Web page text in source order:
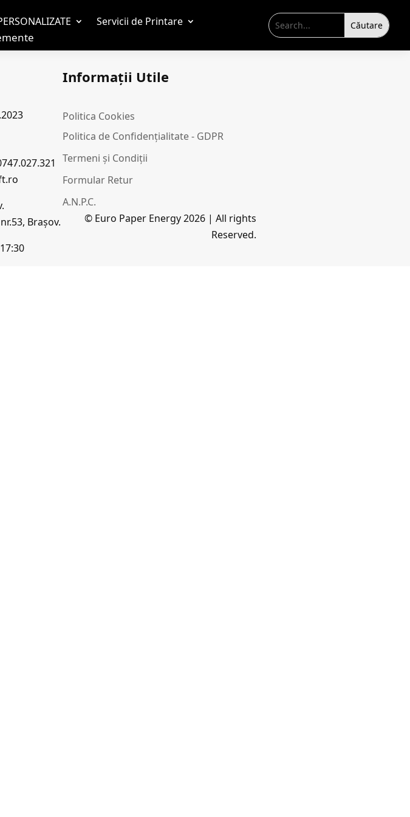
Servicii de Printare
Brașov.
Informații Utile
Politica Cookies
Politica de Confidențialitate - GDPR
Termeni și Condiții
Formular Retur
A.N.P.C.
© Euro Paper Energy 2026 | All rights
Reserved.